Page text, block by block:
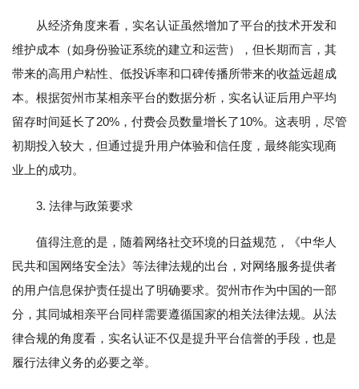
从经济角度来看，实名认证虽然增加了平台的技术开发和
维护成本（如身份验证系统的建立和运营），但长期而言，其
带来的高用户粘性、低投诉率和口碑传播所带来的收益远超成
本。根据贺州市某相亲平台的数据分析，实名认证后用户平均
留存时间延长了20%，付费会员数量增长了10%。这表明，尽管
初期投入较大，但通过提升用户体验和信任度，最终能实现商
业上的成功。
3. 法律与政策要求
值得注意的是，随着网络社交环境的日益规范，《中华人
民共和国网络安全法》等法律法规的出台，对网络服务提供者
的用户信息保护责任提出了明确要求。贺州市作为中国的一部
分，其同城相亲平台同样需要遵循国家的相关法律法规。从法
律合规的角度看，实名认证不仅是提升平台信誉的手段，也是
履行法律义务的必要之举。